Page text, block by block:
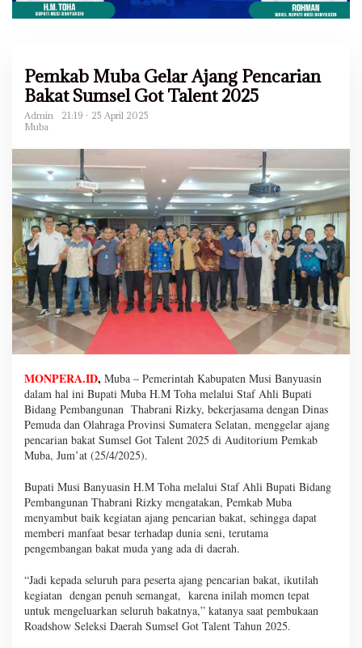
Pemkab Muba Gelar Ajang Pencarian
Bakat Sumsel Got Talent 2025
Admin
21:19 - 25 April 2025
Muba
MONPERA.ID, Muba – Pemerintah Kabupaten Musi Banyuasin
dalam hal ini Bupati Muba H.M Toha melalui Staf Ahli Bupati
Bidang Pembangunan Thabrani Rizky, bekerjasama dengan Dinas
Pemuda dan Olahraga Provinsi Sumatera Selatan, menggelar ajang
pencarian bakat Sumsel Got Talent 2025 di Auditorium Pemkab
Muba, Jum’at (25/4/2025).
Bupati Musi Banyuasin H.M Toha melalui Staf Ahli Bupati Bidang
Pembangunan Thabrani Rizky mengatakan, Pemkab Muba
menyambut baik kegiatan ajang pencarian bakat, sehingga dapat
memberi manfaat besar terhadap dunia seni, terutama
pengembangan bakat muda yang ada di daerah.
“Jadi kepada seluruh para peserta ajang pencarian bakat, ikutilah
kegiatan dengan penuh semangat, karena inilah momen tepat
untuk mengeluarkan seluruh bakatnya,” katanya saat pembukaan
Roadshow Seleksi Daerah Sumsel Got Talent Tahun 2025.